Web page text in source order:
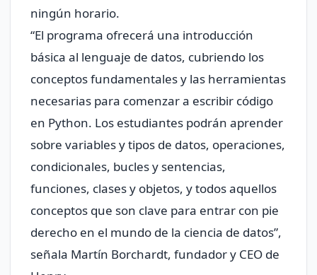
ningún horario.
“El programa ofrecerá una introducción
básica al lenguaje de datos, cubriendo los
conceptos fundamentales y las herramientas
necesarias para comenzar a escribir código
en Python. Los estudiantes podrán aprender
sobre variables y tipos de datos, operaciones,
condicionales, bucles y sentencias,
funciones, clases y objetos, y todos aquellos
conceptos que son clave para entrar con pie
derecho en el mundo de la ciencia de datos”,
señala Martín Borchardt, fundador y CEO de